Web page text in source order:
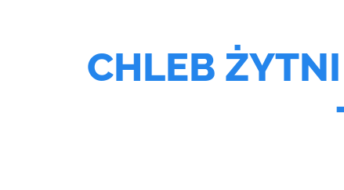
CHLEB